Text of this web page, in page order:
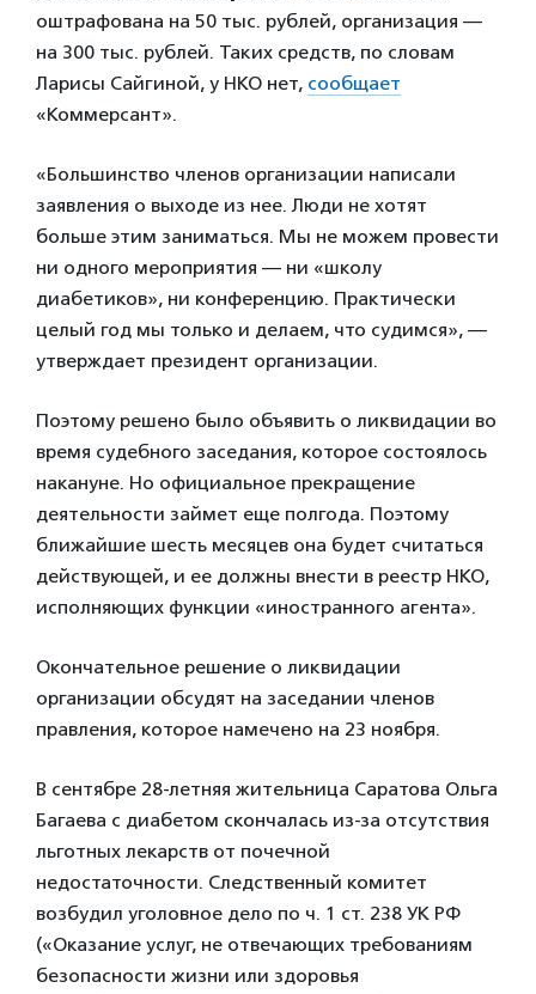
оштрафована на 50 тыс. рублей, организация —
на 300 тыс. рублей. Таких средств, по словам
Ларисы Сайгиной, у НКО нет, сообщает
«Коммерсант».
«Большинство членов организации написали
заявления о выходе из нее. Люди не хотят
больше этим заниматься. Мы не можем провести
ни одного мероприятия — ни «школу
диабетиков», ни конференцию. Практически
целый год мы только и делаем, что судимся», —
утверждает президент организации.
Поэтому решено было объявить о ликвидации во
время судебного заседания, которое состоялось
накануне. Но официальное прекращение
деятельности займет еще полгода. Поэтому
ближайшие шесть месяцев она будет считаться
действующей, и ее должны внести в реестр НКО,
исполняющих функции «иностранного агента».
Окончательное решение о ликвидации
организации обсудят на заседании членов
правления, которое намечено на 23 ноября.
В сентябре 28‑летняя жительница Саратова Ольга
Багаева с диабетом скончалась из-за отсутствия
льготных лекарств от почечной
недостаточности. Следственный комитет
возбудил уголовное дело по ч. 1 ст. 238 УК РФ
(«Оказание услуг, не отвечающих требованиям
безопасности жизни или здоровья